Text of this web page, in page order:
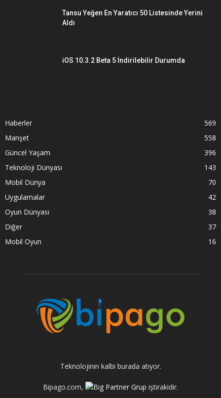
Tansu Yeğen En Yaratıcı 50 Listesinde Yerini
Aldı
iOS 10.3.2 Beta 5 İndirilebilir Durumda
Haberler
569
Manşet
558
Güncel Yaşam
396
Teknoloji Dünyası
143
Mobil Dünya
70
Uygulamalar
42
Oyun Dünyası
38
Diğer
37
Mobil Oyun
16
Teknolojinin kalbi burada atıyor.
Bipago.com, iştirakidir.